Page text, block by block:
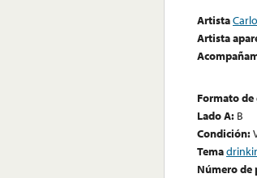
Artista
Artista
Formato
Lado A: B
Condición:
Tema
Número de